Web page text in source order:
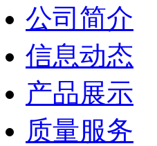
公司简介
信息动态
产品展示
质量服务